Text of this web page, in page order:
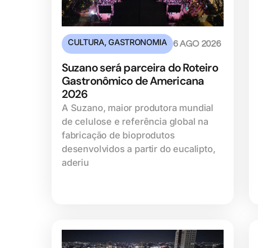
CULTURA, GASTRONOMIA 6 AGO 2026
Suzano será parceira do Roteiro
Gastronômico de Americana
2026
A Suzano, maior produtora mundial
de celulose e referência global na
fabricação de bioprodutos
desenvolvidos a partir do eucalipto,
aderiu